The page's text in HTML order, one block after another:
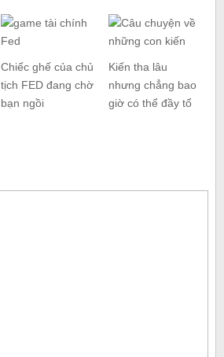
Chiếc ghế của chủ
tịch FED đang chờ
bạn ngồi
Kiến tha lâu
nhưng chẳng bao
giờ có thể đầy tổ